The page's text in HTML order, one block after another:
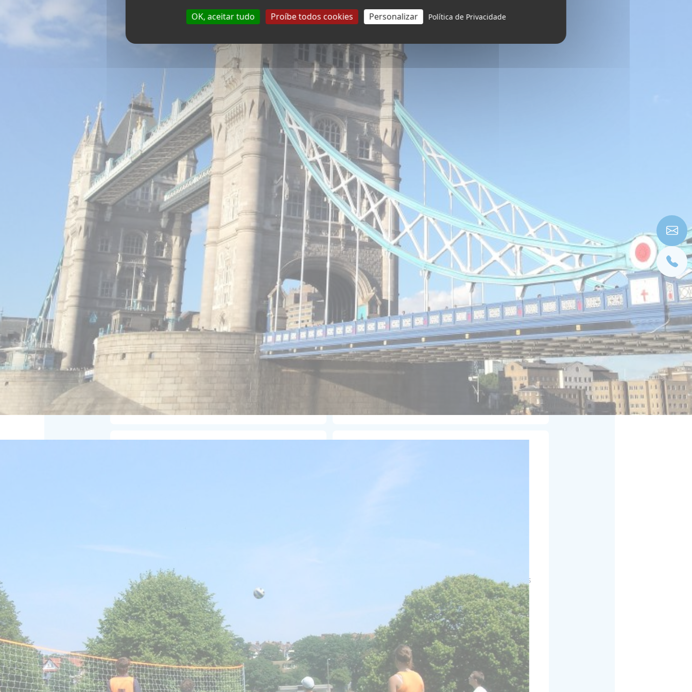
programas de verão na Inglaterra geralmente
aulas de inglêspela manhã e um
programa de atividades, excursões e
descobertas culturaisà tarde.
Dependendo do programa de inglês escolhido,
os participantes são recebidos em:
oufamílias anfitriãs britânicas
, para uma
verdadeira imersão cultural britânica
ouResidências estudantis
, em quartos
compartilhados, com supervisão adulta
ou mesmo em uminternato britânico
Tardes e às vezes finais de semana
são
dedicados a atividades como:
atividades esportivas
atividades culturais
excursões a pontos de interesse na cidade
ou na área
visitas aos principais monumentos e
museus
experiências da cultura britânica, refeições
e tradições
Participe agora de um dos nossos
acampamentos de verão no Reino Unido
para melhorar nosso conhecimento dalíngua
cultura britânica
pontos turísticos ingleses
Os juniores estudam a língua inglesa com seus
colegas graças aosprofessores nativos de
inglês qualificados e motivados. Os
participantes são testados na chegada para
que ingressem no grupo de idiomas
correspondente ao seu nível e habilidades em
inglês. Nossos professores de inglês são
experientes no ensino de inglês para
adolescentes internacionais e garantem que
OK, aceitar tudo Proíbe todos cookies Personalizar Política de Privacidade